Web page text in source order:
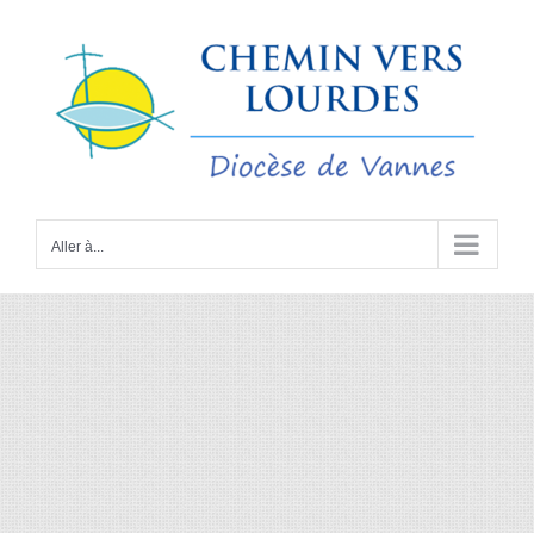
contenu
Aller à...